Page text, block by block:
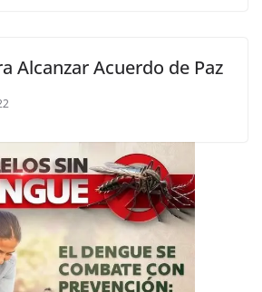
Alcanzar Acuerdo de Paz